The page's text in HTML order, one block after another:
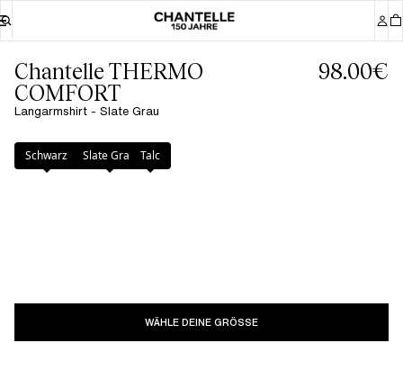
Chantelle THERMO
COMFORT
Langarmshirt - Slate Grau
98.00€
Farbe: Slate Grau
Schwarz Slate Grau Talc
WÄHLE DEINE GRÖSSE